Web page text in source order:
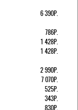
6 390Р.
786Р.
1 428Р.
1 428Р.
2 990Р.
7 070Р.
525Р.
343Р.
830Р.